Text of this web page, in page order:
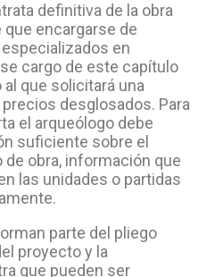
definitiva de la obra
que encargarse de
en
cargo de este capítulo
que solicitará una
desglosados. Para
el arqueólogo debe
suficiente sobre el
obra, información que
las unidades o partidas
parte del pliego
proyecto y la
que pueden ser